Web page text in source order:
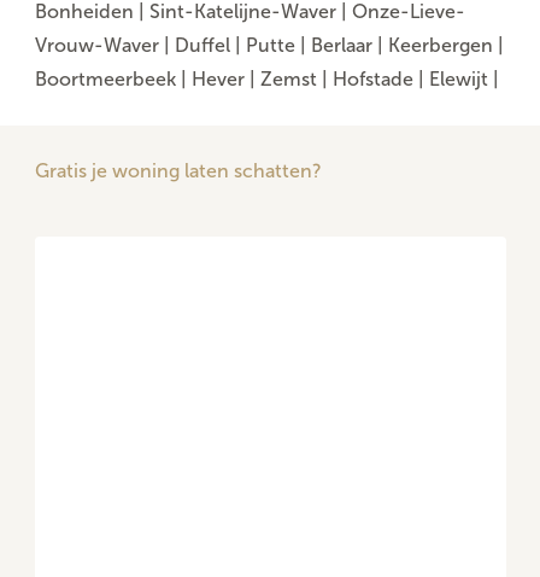
Bonheiden
Sint-Katelijne-Waver| Onze-Lieve-
Vrouw-Waver| Duffel| Putte| Berlaar| Keerbergen
Boortmeerbeek| Hever| Zemst Hofstade| Elewijt
Gratis je woning laten schatten?